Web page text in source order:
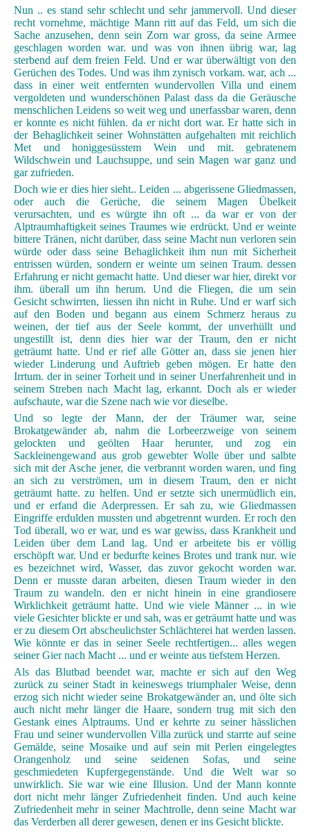
Nun .. es stand sehr schlecht und sehr jammervoll. Und dieser
recht vornehme, mächtige Mann ritt auf das Feld, um sich die
Sache anzusehen, denn sein Zorn war gross, da seine Armee
geschlagen worden war. und was von ihnen übrig war, lag
sterbend auf dem freien Feld. Und er war überwältigt von den
Gerüchen des Todes. Und was ihm zynisch vorkam. war, ach ...
dass in einer weit entfernten wundervollen Villa und einem
vergoldeten und wunderschönen Palast dass da die Geräusche
menschlichen Leidens so weit weg und unerfassbar waren, denn
er konnte es nicht fühlen. da er nicht dort war. Er hatte sich in
der Behaglichkeit seiner Wohnstätten aufgehalten mit reichlich
Met und honiggesüsstem Wein und mit. gebratenem
Wildschwein und Lauchsuppe, und sein Magen war ganz und
gar zufrieden.
Doch wie er dies hier sieht.. Leiden ... abgerissene Gliedmassen,
oder auch die Gerüche, die seinem Magen Übelkeit
verursachten, und es würgte ihn oft ... da war er von der
Alptraumhaftigkeit seines Traumes wie erdrückt. Und er weinte
bittere Tränen, nicht darüber, dass seine Macht nun verloren sein
würde oder dass seine Behaglichkeit ihm nun mit Sicherheit
entrissen würden, sondern er weinte um seinen Traum. dessen
Erfahrung er nicht gemacht hatte. Und dieser war hier, direkt vor
ihm. überall um ihn herum. Und die Fliegen, die um sein
Gesicht schwirrten, liessen ihn nicht in Ruhe. Und er warf sich
auf den Boden und begann aus einem Schmerz heraus zu
weinen, der tief aus der Seele kommt, der unverhüllt und
ungestillt ist, denn dies hier war der Traum, den er nicht
geträumt hatte. Und er rief alle Götter an, dass sie jenen hier
wieder Linderung und Auftrieb geben mögen. Er hatte den
Irrtum. der in seiner Torheit und in seiner Unerfahrenheit und in
seinem Streben nach Macht lag, erkannt. Doch als er wieder
aufschaute, war die Szene nach wie vor dieselbe.
Und so legte der Mann, der der Träumer war, seine
Brokatgewänder ab, nahm die Lorbeerzweige von seinem
gelockten und geölten Haar herunter, und zog ein
Sackleinengewand aus grob gewebter Wolle über und salbte
sich mit der Asche jener, die verbrannt worden waren, und fing
an sich zu verströmen, um in diesem Traum, den er nicht
geträumt hatte. zu helfen. Und er setzte sich unermüdlich ein,
und er erfand die Aderpressen. Er sah zu, wie Gliedmassen
Eingriffe erdulden mussten und abgetrennt wurden. Er roch den
Tod überall, wo er war, und es war gewiss, dass Krankheit und
Leiden über dem Land lag. Und er arbeitete bis er völlig
erschöpft war. Und er bedurfte keines Brotes und trank nur. wie
es bezeichnet wird, Wasser, das zuvor gekocht worden war.
Denn er musste daran arbeiten, diesen Traum wieder in den
Traum zu wandeln. den er nicht hinein in eine grandiosere
Wirklichkeit geträumt hatte. Und wie viele Männer ... in wie
viele Gesichter blickte er und sah, was er geträumt hatte und was
er zu diesem Ort abscheulichster Schlächterei hat werden lassen.
Wie könnte er das in seiner Seele rechtfertigen... alles wegen
seiner Gier nach Macht ... und er weinte aus tiefstem Herzen.
Als das Blutbad beendet war, machte er sich auf den Weg
zurück zu seiner Stadt in keineswegs triumphaler Weise, denn
erzog sich nicht wieder seine Brokatgewänder an, und ölte sich
auch nicht mehr länger die Haare, sondern trug mit sich den
Gestank eines Alptraums. Und er kehrte zu seiner hässlichen
Frau und seiner wundervollen Villa zurück und starrte auf seine
Gemälde, seine Mosaike und auf sein mit Perlen eingelegtes
Orangenholz und seine seidenen Sofas, und seine
geschmiedeten Kupfergegenstände. Und die Welt war so
unwirklich. Sie war wie eine Illusion. Und der Mann konnte
dort nicht mehr länger Zufriedenheit finden. Und auch keine
Zufriedenheit mehr in seiner Machtrolle, denn seine Macht war
das Verderben all derer gewesen, denen er ins Gesicht blickte.